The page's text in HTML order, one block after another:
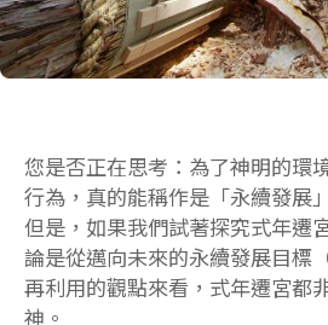
您是否正在思考：為了神明的環
行為，真的能稱作是「永續發展
但是，如果我們試著探究式年遷
論是從邁向未來的永續發展目標
再利用的觀點來看，式年遷宮都
神。